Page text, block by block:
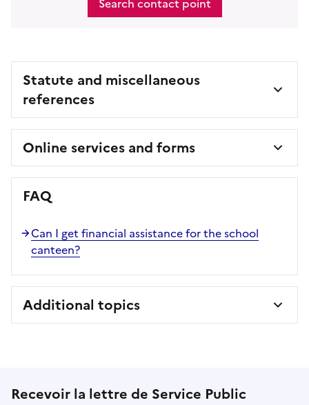
Statute and miscellaneous
references
Online services and forms
FAQ
Can I get financial assistance for the school
canteen?
Additional topics
Recevoir la lettre de Service Public